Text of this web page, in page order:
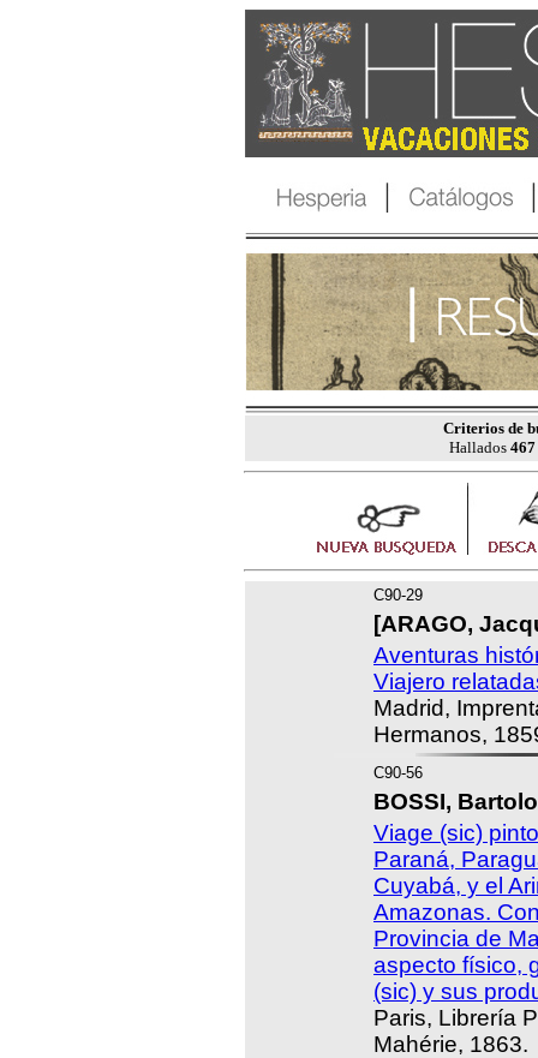
Criterios de
Hallados 467
C90-29
[ARAGO,
Aventuras
Viajero
Madrid,
Hermanos,
C90-56
BOSSI,
Viage (sic)
Paraná,
Cuyabá, y el
Amazonas.
Provincia de
aspecto físico,
(sic) y sus
Paris, Librería
Mahérie, 1863.